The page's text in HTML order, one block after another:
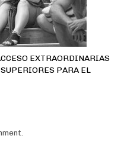
EXTRAORDINARIAS
PARA EL